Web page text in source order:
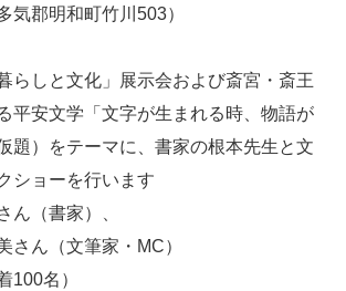
明和町竹川503）
らしと文化」展示会および斎宮・斎王
平安文学「文字が生まれる時、物語が
題）をテーマに、書家の根本先生と文
ショーを行います
ん（書家）、
（文筆家・MC）
100名）